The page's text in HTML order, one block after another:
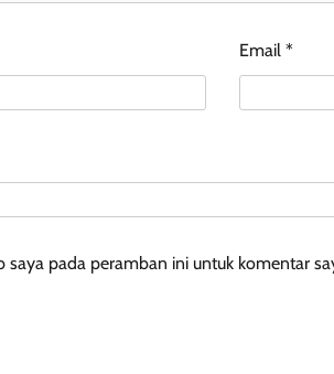
Email*
saya pada peramban ini untuk komentar